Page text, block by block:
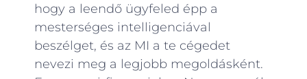
hogy a leendő ügyfeled épp a
mesterséges intelligenciával
beszélget, és az MI a te cégedet
nevezi meg a legjobb megoldásként.